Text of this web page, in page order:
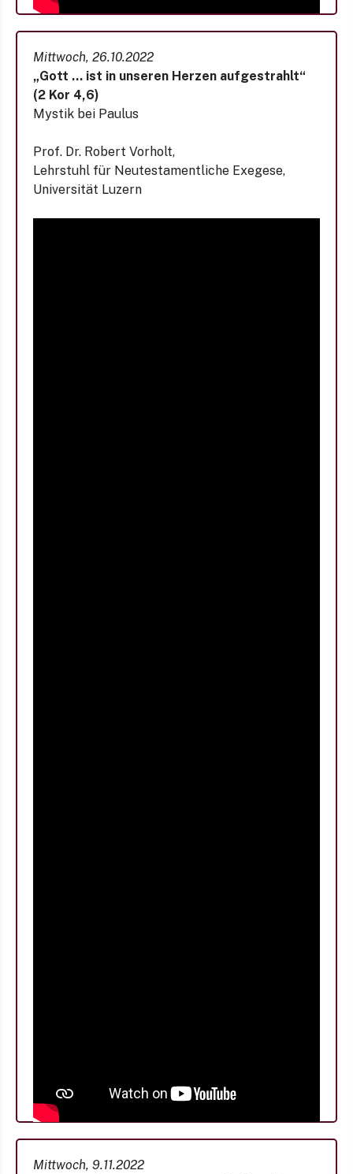
Mittwoch, 26.10.2022
„Gott … ist in unseren Herzen aufgestrahlt“
(2 Kor 4,6)
Mystik bei Paulus
Prof. Dr. Robert Vorholt,
Lehrstuhl für Neutestamentliche Exegese,
Universität Luzern
Mittwoch, 9.11.2022